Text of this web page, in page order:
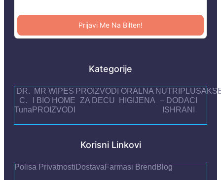
Prijavi Me Na Bilten!
Kategorije
DR.
C.
Tuna
MR WIPES
I BIO HOME
PROIZVODI
PROIZVODI
ZA DECU
ORALNA
HIGIJENA
NUTRIPLUS
– DODACI
ISHRANI
Korisni Linkovi
Polisa Privatnosti Dostava Farmasi Brend Blog